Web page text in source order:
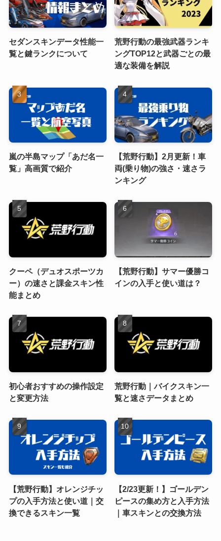
セダンスキンデータ性能一
覧と鍵ランクについて
荒野行動の最強武器ランキ
ングTOP12と武器ごとの最
適な装備を解説
嵐の半島マップ「あだ名一
覧」高画質で紹介
【荒野行動】2月更新！車
両(乗り物)の強さ・速さラ
ンキング
クーペ（デュオスポーツカ
ー）の速さと課金スキン性
能まとめ
【荒野行動】サマー優勝コ
インの入手と使い道は？
初心者おすすめの操作設定
と変更方法
荒野行動｜バイクスキン一
覧と速さデータまとめ
【荒野行動】オレンジチッ
プの入手方法と使い道｜交
換できるスキン一覧
【2/23更新！】ゴールデン
ピースの集め方と入手方法
｜車スキンとの交換方法